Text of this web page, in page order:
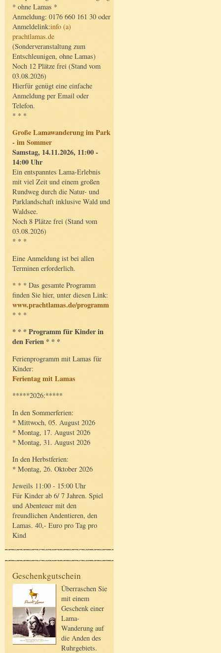
* ohne Lamas *
Anmeldung: 0176 660 161 30 oder
Anmeldelink:info (a)
prachtlamas.de
(Sonderveranstaltung zum
Entschleunigen, ohne Lamas)
Noch 12 Plätze frei (Stand vom
03.08.2026)
Hierfür genügt eine einfache
Anmeldung per Email oder
Telefon.
* * *
Große Lamawanderung im Park
- im Sommer
Samstag, 14.11.2026, 11:00 -
14:00 Uhr
Ein entspanntes Lama-Erlebnis
mit viel Zeit und einem großen
Rundweg durch die Natur- und
Parklandschaft inklusive Wald und
Waldsee.
Noch 8 Plätze frei (Stand vom
03.08.2026)
* * *
Eine Anmeldung ist bei allen
Terminen erforderlich.
* * * Das gesamte Programm
finden Sie hier, unter diesen Link:
www.prachtlamas.de/programm
* * *
* * * Programm für Kinder in
den Ferien * * *
Ferienprogramm mit Lamas für
Kinder:
Ferientag mit Lamas
*****2026:*****
In den Sommerferien:
* Mittwoch, 05. August 2026
* Montag, 17. August 2026
* Montag, 31. August 2026
In den Herbstferien:
* Montag, 26. Oktober 2026
Jeweils 11:00 - 15:00 Uhr
Für Kinder ab 6/ 7 Jahren. Spiel
und Abenteuer mit den
freundlichen Andentieren, den
Lamas. 40,- Euro pro Tag pro
Kind
Geschenkgutschein
Überraschen Sie
mit einem
Geschenk einer
Lama-
Wanderung auf
die Anden des
Ruhrgebiets.